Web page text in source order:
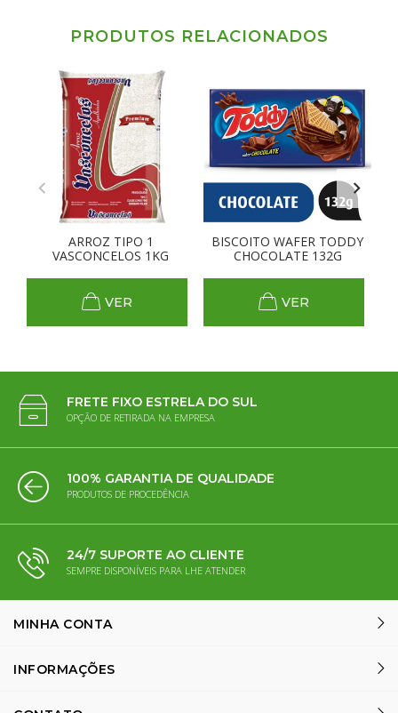
PRODUTOS RELACIONADOS
ARROZ TIPO 1
VASCONCELOS 1KG
VER
BISCOITO WAFER TODDY
CHOCOLATE 132G
VER
FRETE FIXO ESTRELA DO SUL
OPÇÃO DE RETIRADA NA EMPRESA
100% GARANTIA DE QUALIDADE
PRODUTOS DE PROCEDÊNCIA
24/7 SUPORTE AO CLIENTE
SEMPRE DISPONÍVEIS PARA LHE ATENDER
MINHA CONTA
INFORMAÇÕES